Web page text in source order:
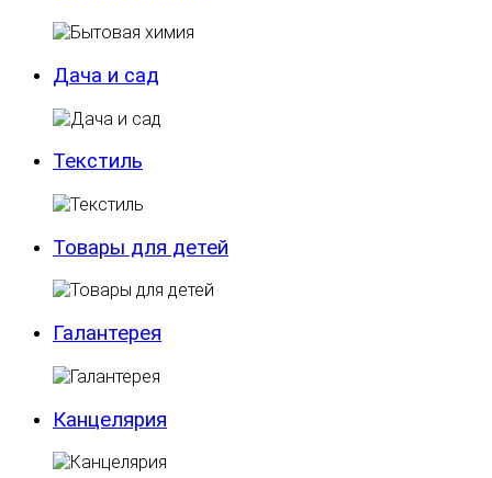
Дача и сад
Текстиль
Товары для детей
Галантерея
Канцелярия